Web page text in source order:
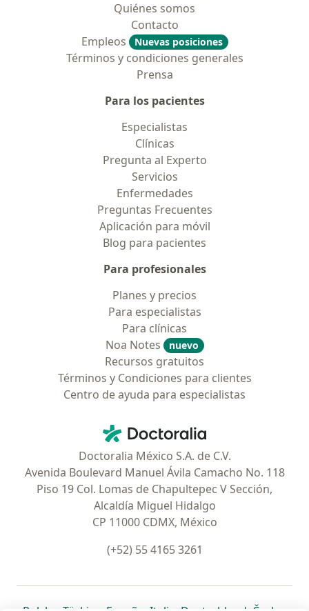
Quiénes somos
Contacto
Empleos
Nuevas posiciones
Términos y condiciones generales
Prensa
Para los pacientes
Especialistas
Clínicas
Pregunta al Experto
Servicios
Enfermedades
Preguntas Frecuentes
Aplicación para móvil
Blog para pacientes
Para profesionales
Planes y precios
Para especialistas
Para clínicas
Noa Notes
nuevo
Recursos gratuitos
Términos y Condiciones para clientes
Centro de ayuda para especialistas
Doctoralia - Página de inicio
Doctoralia México S.A. de C.V.
Avenida Boulevard Manuel Ávila Camacho No. 118
Piso 19 Col. Lomas de Chapultepec V Sección,
Alcaldía Miguel Hidalgo
CP 11000 CDMX, México
(+52) 55 4165 3261